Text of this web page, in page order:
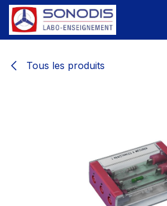
Se rendre au contenu
Tous les produits